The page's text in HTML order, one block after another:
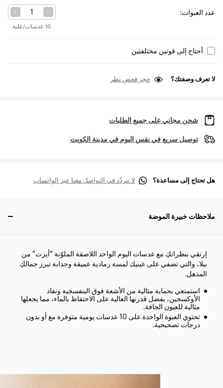
عدد العبوات:
10 عدسات/علبة
أحتاج إلى قوتين مختلفتين
لا تعرف وصفتك؟ حجز فحص نظر
شحن مجاني على جميع الطلبات
توصيل سريع في نفس اليوم في مدينة الكويت
هل تحتاج إلى مساعدة؟ لا تتردّد في التواصل معنا عبر الواتساب
ملاحظات خبيرة الموضة
إرتقي بنظراتكِ مع عدسات اليوم الواحد اللاصقة الملوّنة "أيرث" من
بيلا، والتي تضفي على عينيك لمسة رمادية عميقة وجذابة تبرز جمالكِ
المذهل.
استمتعي بحماية مثالية من الأشعة فوق البنفسجية ونفاذ
الأوكسجين، بفضل قدرتها العالية على الاحتفاظ بالماء، مما يجعلها
مثالية للعيون الجافة.
تحتوي العبوة الواحدة على 10 عدسات يومية متوفرة مع أو بدون
درجات تصحيحية.